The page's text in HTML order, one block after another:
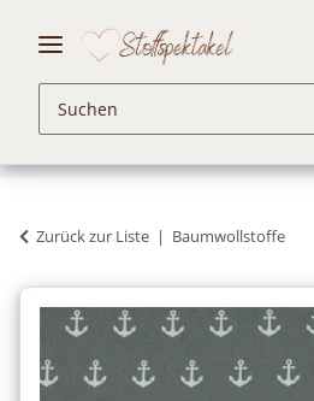
Zurück zur Liste Baumwollstoffe